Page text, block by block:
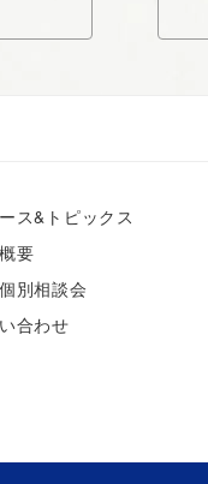
ス&トピックス
要
別相談会
合わせ